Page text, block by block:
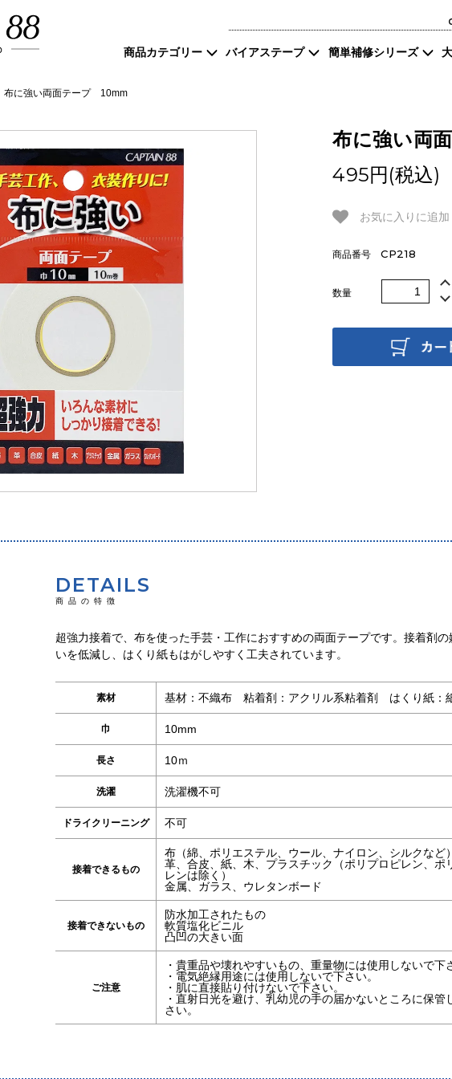
商品カテゴリー
プ 反射材 アイロン両面接着 伸び
リブニット カタ
保湿水
バイアステープ
探す
す
簡単補修シリーズ
布に強い両面テープ 10mm
布に強い両
495円(税込)
お気に入りに追加
商品番号CP218
数量
DETAILS
商品の特徴
超強力接着で、布を使った手芸・工作におすすめの両面テープです。接着剤の
いを低減し、はくり紙もはがしやすく工夫されています。
素材 基材：不織布 粘着剤：アクリル系粘着剤 はくり紙：
巾 10mm
長さ 10ｍ
洗濯 洗濯機不可
ドライクリーニング 不可
接着できるもの
布（綿、ポリエステル、ウール、ナイロン、シルクなど）
革、合皮、紙、木、プラスチック（ポリプロピレン、ポ
レンは除く）
金属、ガラス、ウレタンボード
接着できないもの
防水加工されたもの
軟質塩化ビニル
凸凹の大きい面
ご注意
・貴重品や壊れやすいもの、重量物には使用しないで下
・電気絶縁用途には使用しないで下さい。
・肌に直接貼り付けないで下さい。
・直射日光を避け、乳幼児の手の届かないところに保管
さい。